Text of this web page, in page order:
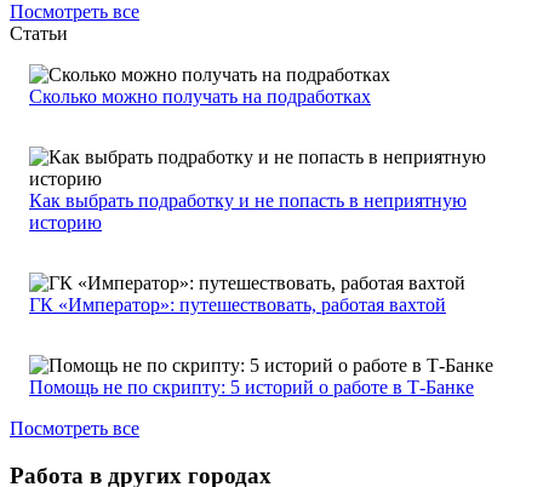
Посмотреть все
Статьи
Сколько можно получать на подработках
Как выбрать подработку и не попасть в неприятную
историю
ГК «Император»: путешествовать, работая вахтой
Помощь не по скрипту: 5 историй о работе в Т-Банке
Посмотреть все
Работа в других городах